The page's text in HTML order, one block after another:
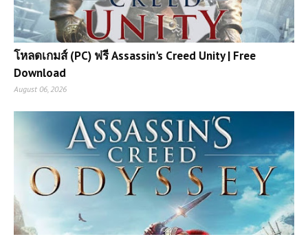
โหลดเกมส์ (PC) ฟรี Assassin's Creed Unity | Free
Download
August 06, 2026